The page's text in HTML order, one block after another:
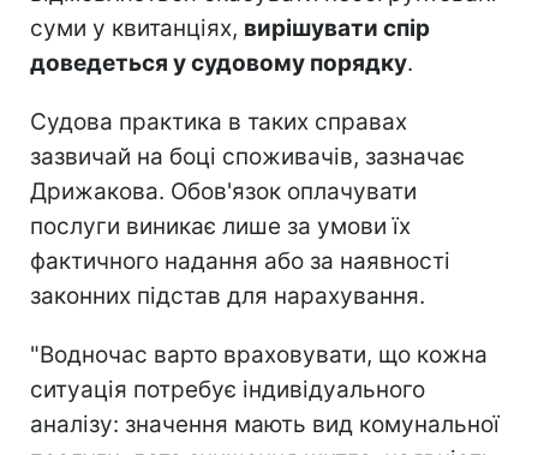
суми у квитанціях, вирішувати спір
доведеться у судовому порядку.
Судова практика в таких справах
зазвичай на боці споживачів, зазначає
Дрижакова. Обов'язок оплачувати
послуги виникає лише за умови їх
фактичного надання або за наявності
законних підстав для нарахування.
"Водночас варто враховувати, що кожна
ситуація потребує індивідуального
аналізу: значення мають вид комунальної